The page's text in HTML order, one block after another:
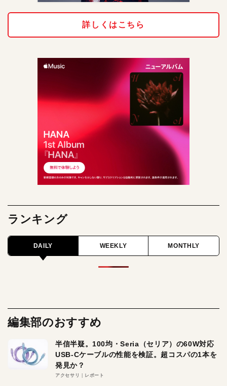
詳しくはこちら
ランキング
DAILY WEEKLY MONTHLY
編集部のおすすめ
半信半疑。100均・Seria（セリア）の60W対応
USB-Cケーブルの性能を検証。超コスパの1本を
発見か？
アクセサリ レポート